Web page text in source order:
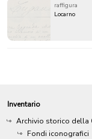
raffigura
Locarno
Inventario
Archivio storico della
Fondi iconografici